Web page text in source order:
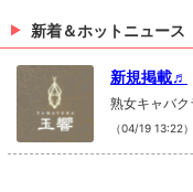
新着＆ホットニュース
新規掲載♬
熟女キャバ
（04/19 13:22）